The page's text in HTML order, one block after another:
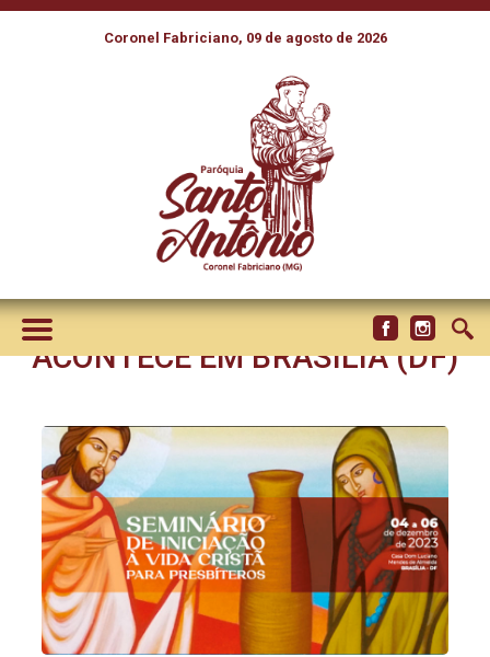
Coronel Fabriciano, 09 de agosto de 2026
COMISSÃO LANÇA
PROGRAMAÇÃO DO
SEMINÁRIO DE INICIAÇÃO À
VIDA CRISTÃ PARA
PRESBÍTEROS QUE
ACONTECE EM BRASÍLIA (DF)